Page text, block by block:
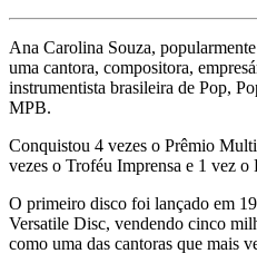
Ana Carolina Souza,
uma cantora, compositora,
instrumentista brasileira de Pop,
MPB.
Conquistou 4 vezes o Prêmio
vezes o Troféu Imprensa e 1 vez
O primeiro disco foi lançado em
Versatile Disc, vendendo cinco
como uma das cantoras que mais